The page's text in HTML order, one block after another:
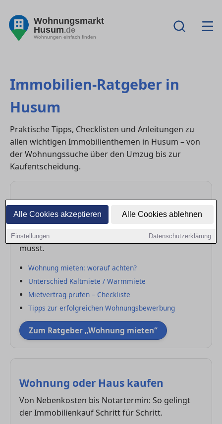
Alle Cookies akzeptieren Alle Cookies ablehnen
Einstellungen Datenschutzerklärung
Wohnungsmarkt
Husum.de
Wohnungen einfach finden
Immobilien-Ratgeber in
Husum
Praktische Tipps, Checklisten und Anleitungen zu
allen wichtigen Immobilienthemen in Husum – von
der Wohnungssuche über den Umzug bis zur
Kaufentscheidung.
Wohnung mieten
Von der Bewerbung bis zum Mietvertrag – alles,
was du über das Mieten einer Wohnung wissen
musst.
Wohnung mieten: worauf achten?
Unterschied Kaltmiete / Warmmiete
Mietvertrag prüfen – Checkliste
Tipps zur erfolgreichen Wohnungsbewerbung
Zum Ratgeber „Wohnung mieten“
Wohnung oder Haus kaufen
Von Nebenkosten bis Notartermin: So gelingt
der Immobilienkauf Schritt für Schritt.